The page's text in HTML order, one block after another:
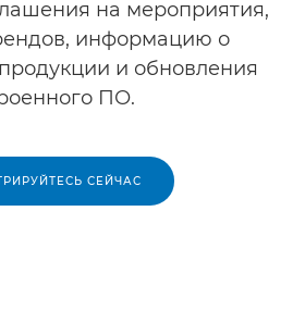
на мероприятия,
информацию о
и обновления
ПО.
СЕЙЧАС